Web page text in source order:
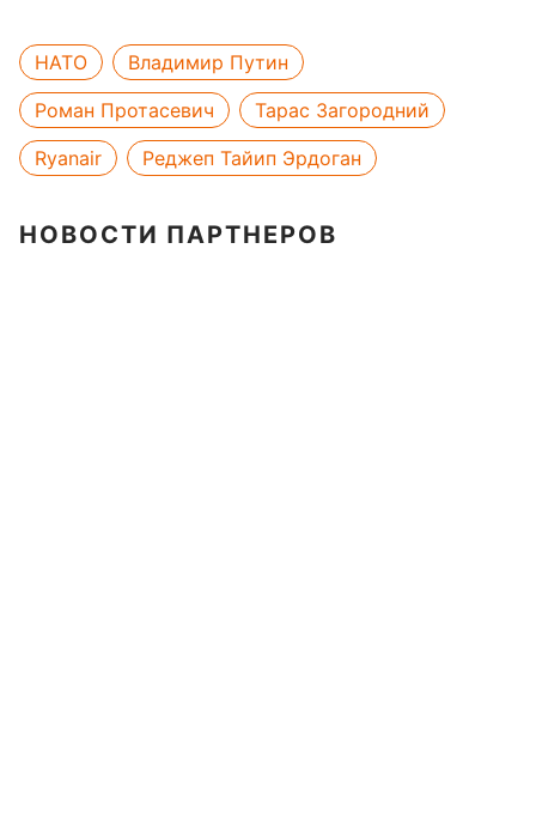
НАТО
Владимир Путин
Роман Протасевич
Тарас Загородний
Ryanair
Реджеп Тайип Эрдоган
НОВОСТИ ПАРТНЕРОВ